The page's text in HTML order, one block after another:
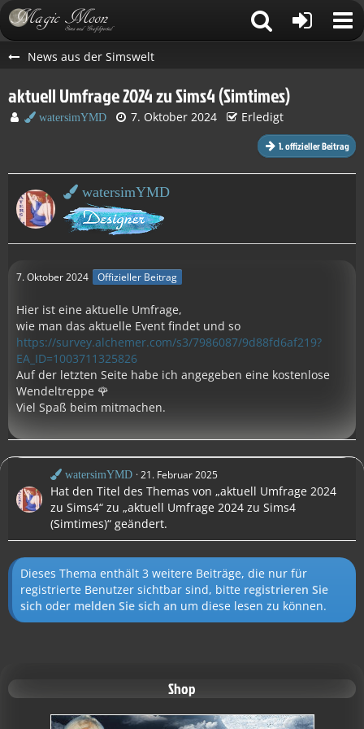
News aus der Simswelt
aktuell Umfrage 2024 zu Sims4 (Simtimes)
watersimYMD 7. Oktober 2024 Erledigt
1. offizieller Beitrag
watersimYMD
7. Oktober 2024 Offizieller Beitrag
Hier ist eine aktuelle Umfrage,
wie man das aktuelle Event findet und so
https://survey.alchemer.com/s3/7986087/9d88fd6af219?
EA_ID=1003711325826
Auf der letzten Seite habe ich angegeben eine kostenlose
Wendeltreppe 🌹
Viel Spaß beim mitmachen.
watersimYMD 21. Februar 2025
Hat den Titel des Themas von „aktuell Umfrage 2024
zu Sims4“ zu „aktuell Umfrage 2024 zu Sims4
(Simtimes)“ geändert.
Dieses Thema enthält 3 weitere Beiträge, die nur für
registrierte Benutzer sichtbar sind, bitte registrieren Sie
sich oder melden Sie sich an um diese lesen zu können.
Shop